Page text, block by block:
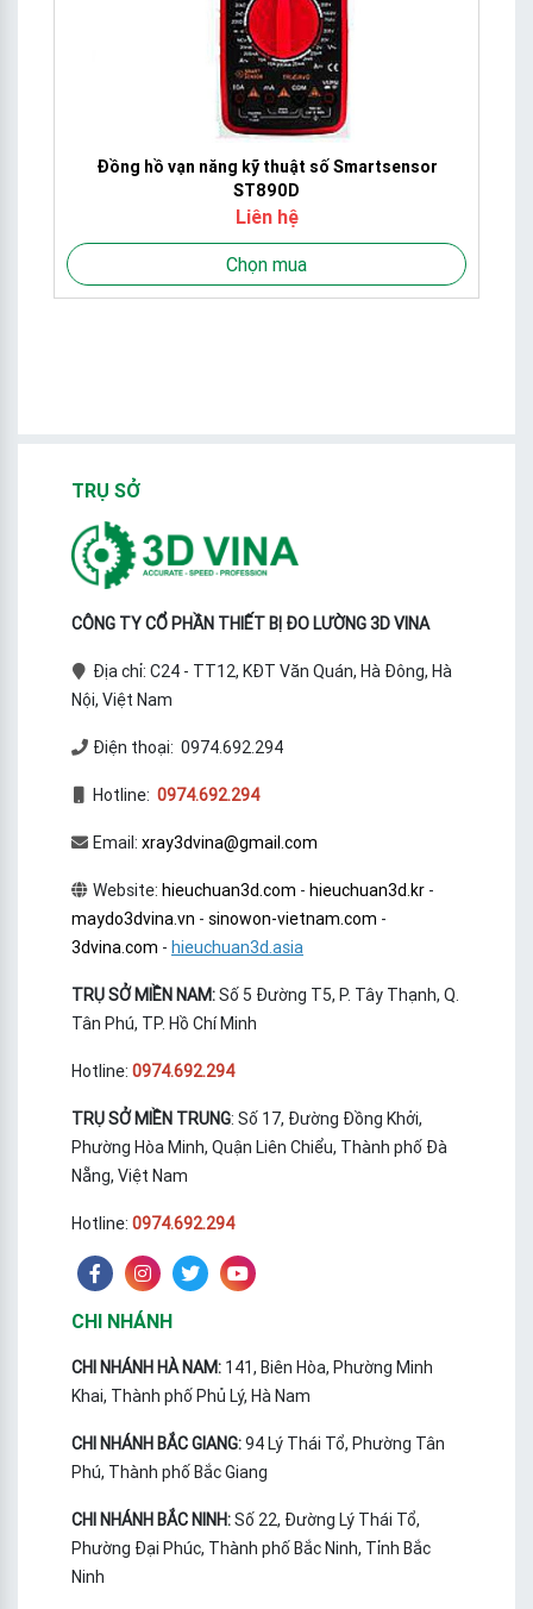
Đồng hồ vạn năng kỹ thuật số Smartsensor
ST890D
Liên hệ
Chọn mua
TRỤ SỞ
CÔNG TY CỔ PHẦN THIẾT BỊ ĐO LƯỜNG 3D VINA
Địa chỉ: C24 - TT12, KĐT Văn Quán, Hà Đông, Hà
Nội, Việt Nam
Điện thoại: 0974.692.294
Hotline: 0974.692.294
Email: xray3dvina@gmail.com
Website: hieuchuan3d.com - hieuchuan3d.kr-
maydo3dvina.vn - sinowon-vietnam.com -
3dvina.com - hieuchuan3d.asia
TRỤ SỞ MIỀN NAM:Số 5 Đường T5, P. Tây Thạnh, Q.
Tân Phú, TP. Hồ Chí Minh
Hotline: 0974.692.294
TRỤ SỞ MIỀN TRUNG: Số 17, Đường Đồng Khởi,
Phường Hòa Minh, Quận Liên Chiểu, Thành phố Đà
Nẵng, Việt Nam
Hotline: 0974.692.294
CHI NHÁNH
CHI NHÁNH HÀ NAM: 141, Biên Hòa, Phường Minh
Khai, Thành phố Phủ Lý, Hà Nam
CHI NHÁNH BẮC GIANG:94 Lý Thái Tổ, Phường Tân
Phú, Thành phố Bắc Giang
CHI NHÁNH BẮC NINH:Số 22, Đường Lý Thái Tổ,
Phường Đại Phúc, Thành phố Bắc Ninh, Tỉnh Bắc
Ninh